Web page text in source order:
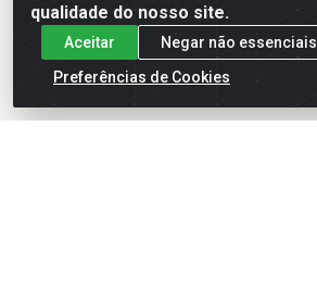
qualidade do nosso site.
Aceitar
Negar não essenciais
Preferências de Cookies